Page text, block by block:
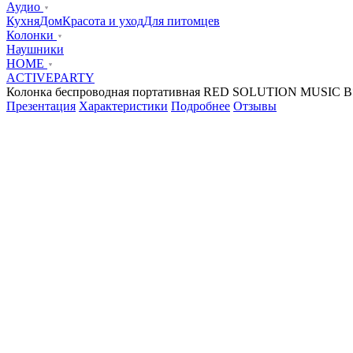
Аудио
КухняДомКрасота и уходДля питомцев
Колонки
Наушники
HOME
ACTIVEPARTY
Колонка беспроводная портативная RED SOLUTION MUSIC
Презентация Характеристики Подробнее Отзывы